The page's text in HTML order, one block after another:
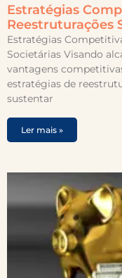
Estratégias
Reestruturações
Estratégias
Societárias Visando
vantagens
estratégias de
sustentar
Ler mais »